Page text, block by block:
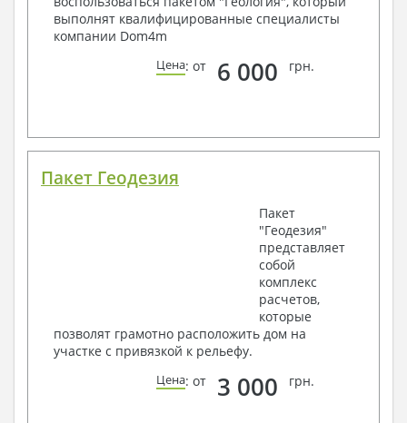
выполнят квалифицированные специалисты
компании Dom4m
Цена: от 6 000 грн.
Пакет Геодезия
Пакет
"Геодезия"
представляет
собой
комплекс
расчетов,
которые
позволят грамотно расположить дом на
участке с привязкой к рельефу.
Цена: от 3 000 грн.